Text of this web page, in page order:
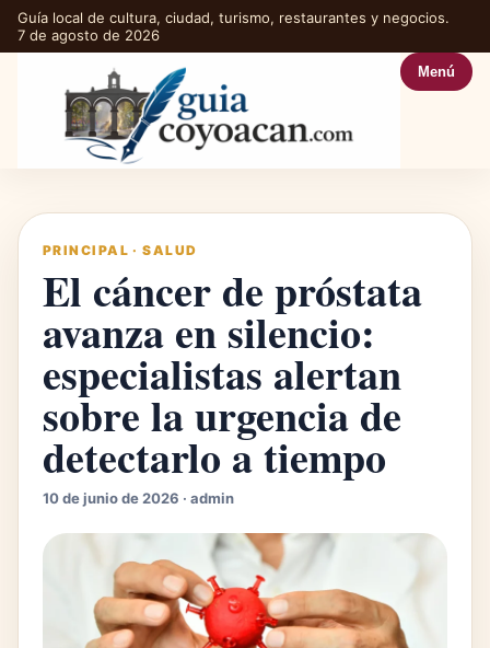
Guía local de cultura, ciudad, turismo, restaurantes y negocios.
7 de agosto de 2026
Menú
PRINCIPAL ·SALUD
El cáncer de próstata
avanza en silencio:
especialistas alertan
sobre la urgencia de
detectarlo a tiempo
10 de junio de 2026 · admin